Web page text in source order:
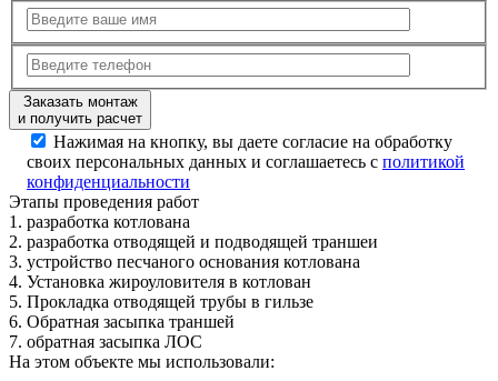
Заказать монтаж
и получить расчет
Нажимая на кнопку, вы даете согласие на обработку
своих персональных данных и соглашаетесь с политикой
конфиденциальности
Этапы проведения работ
1. разработка котлована
2. разработка отводящей и подводящей траншеи
3. устройство песчаного основания котлована
4. Установка жироуловителя в котлован
5. Прокладка отводящей трубы в гильзе
6. Обратная засыпка траншей
7. обратная засыпка ЛОС
На этом объекте мы использовали: